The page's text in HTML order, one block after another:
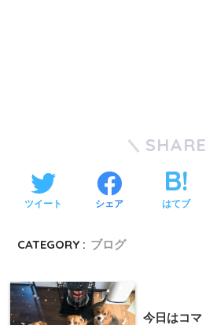
SHARE
ツイート シェア はてブ
CATEGORY : ブログ
今日はコマ